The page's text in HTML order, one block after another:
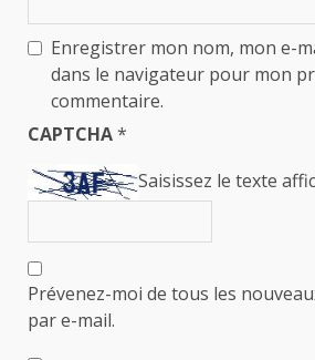
Enregistrer mon nom, mon e-
dans le navigateur pour mon
commentaire.
CAPTCHA*
Saisissez le texte
Prévenez-moi de tous les
par e-mail.